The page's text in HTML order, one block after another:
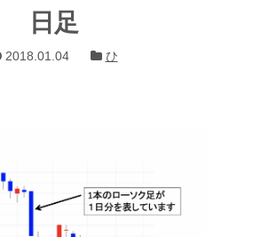
日足
2018.01.04 ひ